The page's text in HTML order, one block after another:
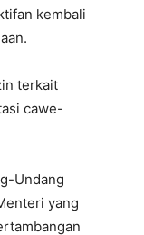
kembali
terkait
cawe-
Undang
yang